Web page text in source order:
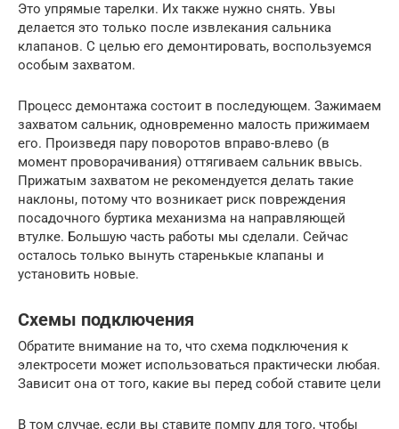
Это упрямые тарелки. Их также нужно снять. Увы
делается это только после извлекания сальника
клапанов. С целью его демонтировать, воспользуемся
особым захватом.
Процесс демонтажа состоит в последующем. Зажимаем
захватом сальник, одновременно малость прижимаем
его. Произведя пару поворотов вправо-влево (в
момент проворачивания) оттягиваем сальник ввысь.
Прижатым захватом не рекомендуется делать такие
наклоны, потому что возникает риск повреждения
посадочного буртика механизма на направляющей
втулке. Большую часть работы мы сделали. Сейчас
осталось только вынуть старенькые клапаны и
установить новые.
Схемы подключения
Обратите внимание на то, что схема подключения к
электросети может использоваться практически любая.
Зависит она от того, какие вы перед собой ставите цели
В том случае, если вы ставите помпу для того, чтобы